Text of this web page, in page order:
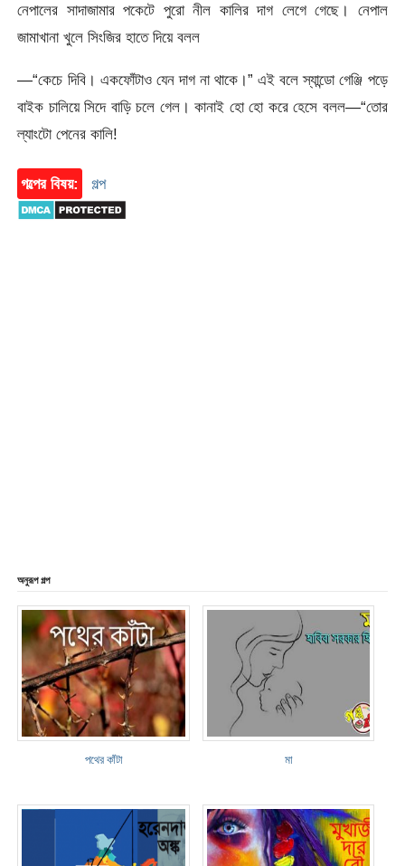
নেপালের সাদাজামার পকেটে পুরো নীল কালির দাগ লেগে গেছে। নেপাল
জামাখানা খুলে সিংজির হাতে দিয়ে বলল
—“কেচে দিবি। একফোঁটাও যেন দাগ না থাকে।” এই বলে স্যান্ডো গেঞ্জি পড়ে
বাইক চালিয়ে সিদে বাড়ি চলে গেল। কানাই হো হো করে হেসে বলল—“তোর
ল্যাংটো পেনের কালি!
গল্পের বিষয়: গল্প
অনুরূপ গল্প
পথের কাঁটা মা